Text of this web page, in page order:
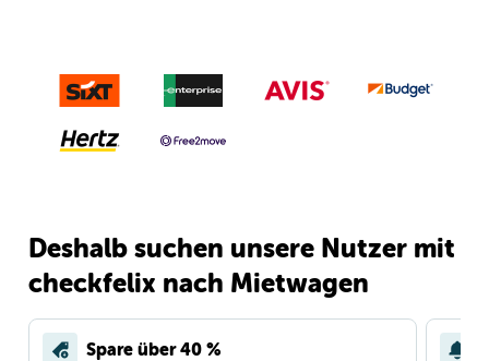
Deshalb suchen unsere Nutzer mit
checkfelix nach Mietwagen
Spare über 40 %